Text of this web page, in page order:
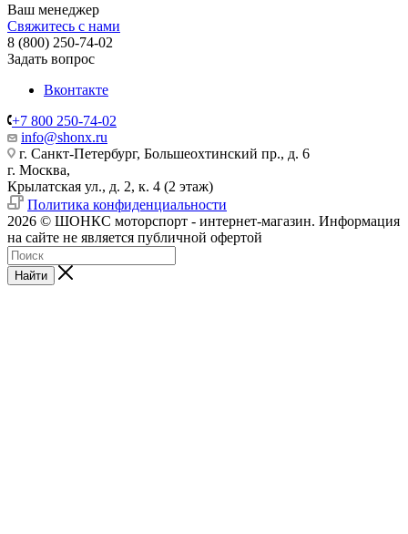
Ваш менеджер
Свяжитесь с нами
8 (800) 250-74-02
Задать вопрос
Вконтакте
+7 800 250-74-02
info@shonx.ru
г. Санкт-Петербург, Большеохтинский пр., д. 6
г. Москва,
Крылатская ул., д. 2, к. 4 (2 этаж)
Политика конфиденциальности
2026 © ШОНКС моторспорт - интернет-магазин. Информация
на сайте не является публичной офертой
Найти